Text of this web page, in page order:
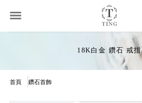
18K白金 鑽石 戒指
首頁 鑽石首飾